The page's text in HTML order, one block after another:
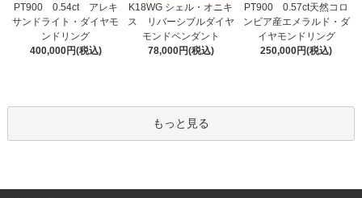
PT900 0.54ct アレキ
サンドライト・ダイヤモ
ンドリング
400,000円(税込)
K18WG シェル・オニキ
ス リバーシブルダイヤ
モンドペンダント
78,000円(税込)
PT900 0.57ct天然コロ
ンビア産エメラルド・ダ
イヤモンドリング
250,000円(税込)
もっと見る